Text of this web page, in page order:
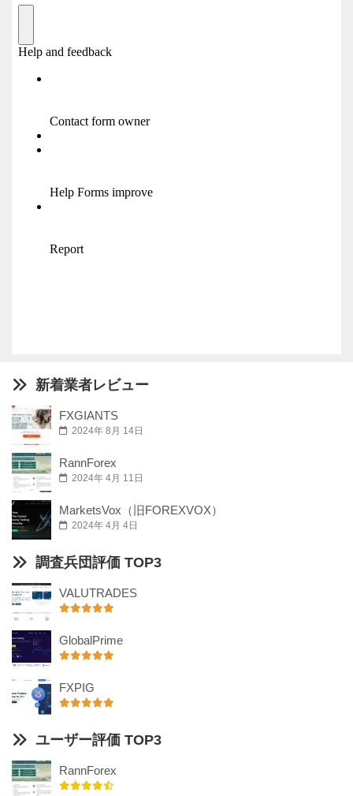
新着業者レビュー
FXGIANTS
2024年 8月 14日
RannForex
2024年 4月 11日
MarketsVox（旧FOREXVOX）
2024年 4月 4日
調査兵団評価 TOP3
VALUTRADES
GlobalPrime
FXPIG
ユーザー評価 TOP3
RannForex